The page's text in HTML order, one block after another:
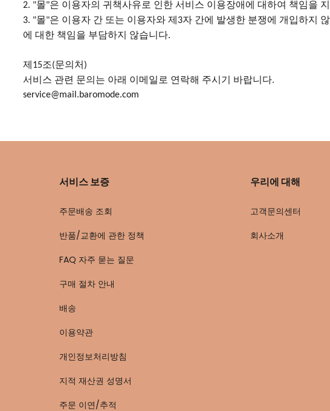
2. "몰"은 이용자의 귀책사유로 인한 서비스 이용장애에 대하여 책임을
3. "몰"은 이용자 간 또는 이용자와 제 3자 간에 발생한 분쟁에 개입하지
에 대한 책임을 부담하지 않습니다.
제 15조(문의처 )
서비스 관련 문의는 아래 이메일로 연락해 주시기 바랍니다.
service@mail.baromode.com
서비스 보증
주문배송 조회
반품/교환에 관한 정책
FAQ 자주 묻는 질문
구매 절차 안내
배송
이용약관
개인정보처리방침
지적 재산권 성명서
주문 이연/추적
우리에 대해
고객문의센터
회사소개